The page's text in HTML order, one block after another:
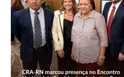
De
Julho